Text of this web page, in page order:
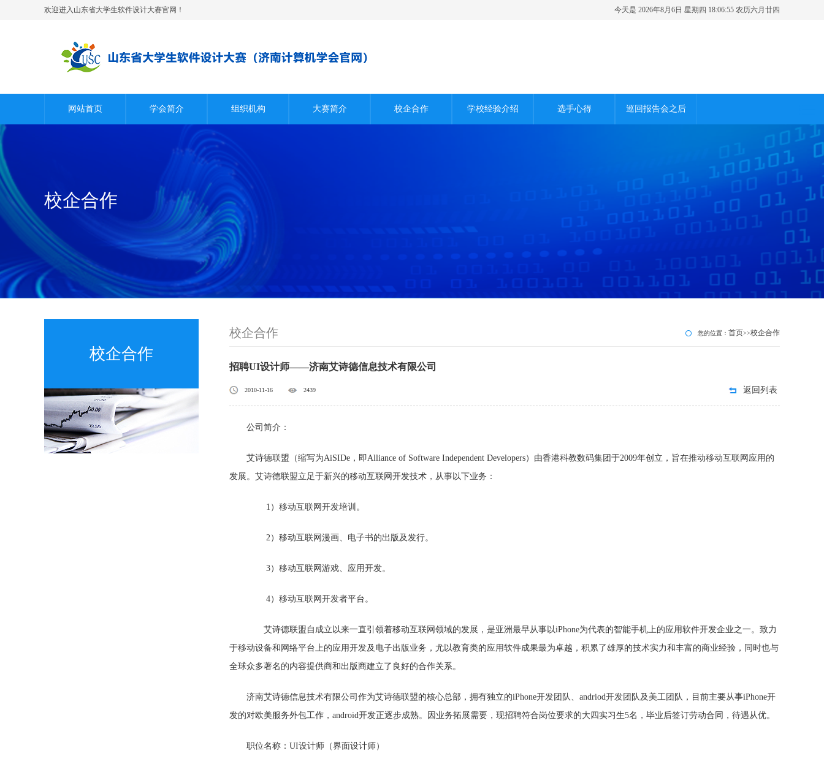
欢迎进入山东省大学生软件设计大赛官网！ 今天是 2026年8月6日 星期四 18:06:56 农历六月廿四
网站首页 学会简介 组织机构 大赛简介 校企合作 学校经验介绍 选手心得 巡回报告会之后
校企合作
校企合作
校企合作 您的位置： 首页>>校企合作
招聘UI设计师——济南艾诗德信息技术有限公司
2010-11-16 2439 返回列表
公司简介：
艾诗德联盟（缩写为AiSIDe，即Alliance of Software Independent Developers）由香港科教数码集团于2009年创立，旨在推动移动互联网应用的
发展。艾诗德联盟立足于新兴的移动互联网开发技术，从事以下业务：
1）移动互联网开发培训。
2）移动互联网漫画、电子书的出版及发行。
3）移动互联网游戏、应用开发。
4）移动互联网开发者平台。
艾诗德联盟自成立以来一直引领着移动互联网领域的发展，是亚洲最早从事以iPhone为代表的智能手机上的应用软件开发企业之一。致力
于移动设备和网络平台上的应用开发及电子出版业务，尤以教育类的应用软件成果最为卓越，积累了雄厚的技术实力和丰富的商业经验，同时也与
全球众多著名的内容提供商和出版商建立了良好的合作关系。
济南艾诗德信息技术有限公司作为艾诗德联盟的核心总部，拥有独立的iPhone开发团队、andriod开发团队及美工团队，目前主要从事iPhone开
发的对欧美服务外包工作，android开发正逐步成熟。因业务拓展需要，现招聘符合岗位要求的大四实习生5名，毕业后签订劳动合同，待遇从优。
职位名称：UI设计师（界面设计师）